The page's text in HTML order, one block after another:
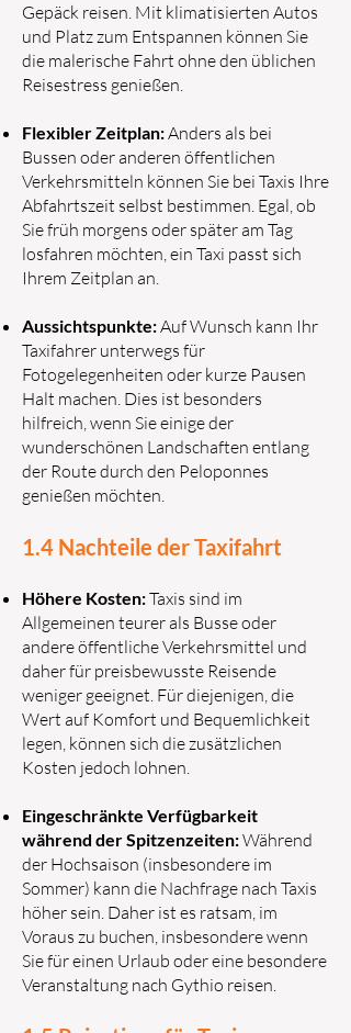
Gepäck reisen. Mit klimatisierten Autos
und Platz zum Entspannen können Sie
die malerische Fahrt ohne den üblichen
Reisestress genießen.
Flexibler Zeitplan:Anders als bei
Bussen oder anderen öffentlichen
Verkehrsmitteln können Sie bei Taxis Ihre
Abfahrtszeit selbst bestimmen. Egal, ob
Sie früh morgens oder später am Tag
losfahren möchten, ein Taxi passt sich
Ihrem Zeitplan an.
Aussichtspunkte:Auf Wunsch kann Ihr
Taxifahrer unterwegs für
Fotogelegenheiten oder kurze Pausen
Halt machen. Dies ist besonders
hilfreich, wenn Sie einige der
wunderschönen Landschaften entlang
der Route durch den Peloponnes
genießen möchten.
1.4 Nachteile der Taxifahrt
Höhere Kosten:Taxis sind im
Allgemeinen teurer als Busse oder
andere öffentliche Verkehrsmittel und
daher für preisbewusste Reisende
weniger geeignet. Für diejenigen, die
Wert auf Komfort und Bequemlichkeit
legen, können sich die zusätzlichen
Kosten jedoch lohnen.
Eingeschränkte Verfügbarkeit
während der Spitzenzeiten:Während
der Hochsaison (insbesondere im
Sommer) kann die Nachfrage nach Taxis
höher sein. Daher ist es ratsam, im
Voraus zu buchen, insbesondere wenn
Sie für einen Urlaub oder eine besondere
Veranstaltung nach Gythio reisen.